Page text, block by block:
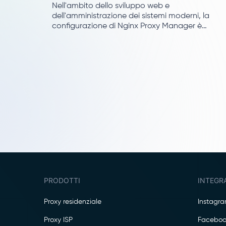
Nell'ambito dello sviluppo web e
dell'amministrazione dei sistemi moderni, la
configurazione di Nginx Proxy Manager è
PRODOTTI
Proxy residenziale
Proxy ISP